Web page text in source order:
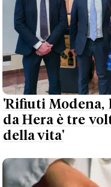
'Rifiuti Modena,
da Hera è tre
della vita'